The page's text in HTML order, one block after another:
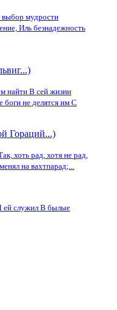
выбор мудрости
Иль безнадежность
найти В сей жизни
боги не делятся им С
Гораций...)
хоть рад, хотя не рад,
на вахтпарад;...
ей служил В былые